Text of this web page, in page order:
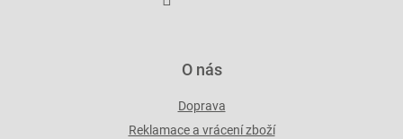
s
O nás
Doprava
Reklamace a vrácení zboží